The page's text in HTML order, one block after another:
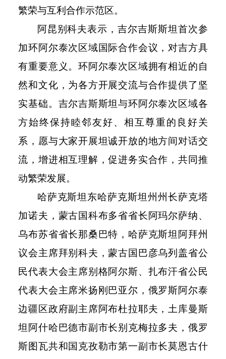
繁荣与互利合作示范区。
阿昆别科夫表示，吉尔吉斯斯坦首次参
加环阿尔泰次区域国际合作会议，对吉方具
有重要意义。环阿尔泰次区域拥有相近的自
然和文化，为各方开展交流与合作提供了坚
实基础。吉尔吉斯斯坦与环阿尔泰次区域各
方始终保持睦邻友好、相互尊重的良好关
系，愿与大家开展坦诚开放的地方间对话交
流，增进相互理解，促进务实合作，共同推
动繁荣发展。
哈萨克斯坦东哈萨克斯坦州州长萨克塔
加诺夫，蒙古国科布多省省长阿玛尔萨纳、
乌布苏省省长那桑巴特，哈萨克斯坦阿拜州
议会主席拜别科夫，蒙古国巴彦乌列盖省公
民代表大会主席别格阿尔斯、扎布汗省公民
代表大会主席米扬刚巴亚尔，俄罗斯阿尔泰
边疆区政府副主席阿布杜拉耶夫，土库曼斯
坦阿什哈巴德市副市长别克梅拉多夫，俄罗
斯图瓦共和国克孜勒市第一副市长莫恩古什